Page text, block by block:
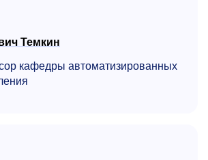
Темкин
кафедры автоматизированных